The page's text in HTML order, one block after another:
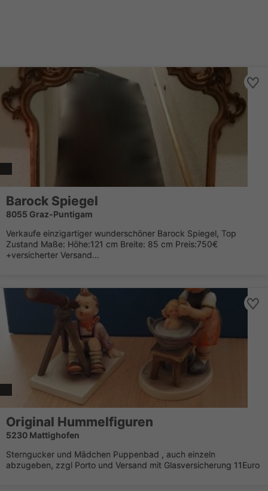
Barock Spiegel
8055 Graz-Puntigam
Verkaufe einzigartiger wunderschöner Barock Spiegel, Top
Zustand Maße: Höhe:121 cm Breite: 85 cm Preis:750€
+versicherter Versand...
Original Hummelfiguren
5230 Mattighofen
Sterngucker und Mädchen Puppenbad , auch einzeln
abzugeben, zzgl Porto und Versand mit Glasversicherung 11Euro